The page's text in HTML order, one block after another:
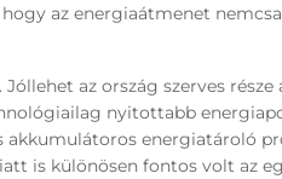
az energiaátmenet
az ország szerves része
nyitottabb
akkumulátoros energiatároló
is különösen fontos volt az